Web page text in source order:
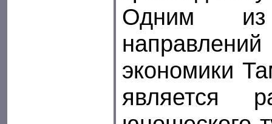
Одним из
экономики
является